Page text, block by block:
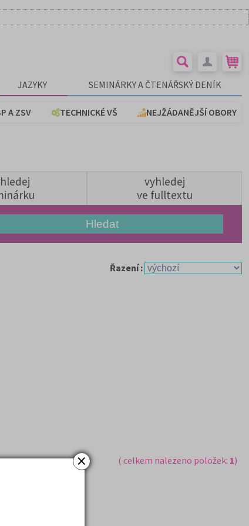
×
JAZYKY SEMINÁRKY A ČTENÁŘSKÝ DENÍK
A ZSV TECHNICKÉ VŠ NEJŽÁDANĚJŠÍ OBORY
vyhledej
ve fulltextu
Řazení :
( celkem nalezeno položek: 1)